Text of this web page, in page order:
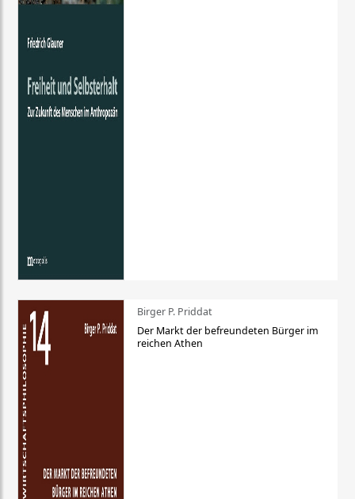
Birger P. Priddat
Der Markt der befreundeten Bürger im
reichen Athen